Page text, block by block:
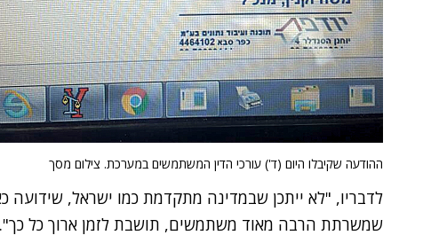
ההודעה שקיבלו היום (ד') עורכי הדין המשתמשים במערכת. צילום מסך
לדבריו, "לא ייתכן שבמדינה מתקדמת כמו ישראל,
שמשרתת הרבה מאוד משתמשים, תושבת לזמן ארוך כל כך".